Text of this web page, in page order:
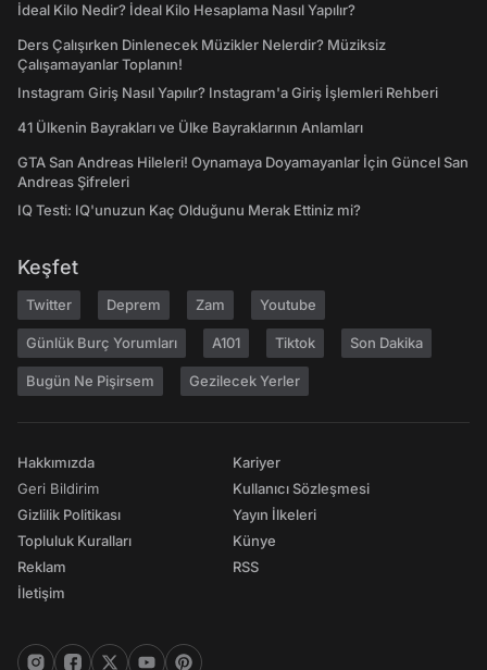
İdeal Kilo Nedir? İdeal Kilo Hesaplama Nasıl Yapılır?
Ders Çalışırken Dinlenecek Müzikler Nelerdir? Müziksiz
Çalışamayanlar Toplanın!
Instagram Giriş Nasıl Yapılır? Instagram'a Giriş İşlemleri Rehberi
41 Ülkenin Bayrakları ve Ülke Bayraklarının Anlamları
GTA San Andreas Hileleri! Oynamaya Doyamayanlar İçin Güncel San
Andreas Şifreleri
IQ Testi: IQ'unuzun Kaç Olduğunu Merak Ettiniz mi?
Keşfet
Twitter Deprem Zam Youtube
Günlük Burç Yorumları A101 Tiktok Son Dakika
Bugün Ne Pişirsem Gezilecek Yerler
Hakkımızda
Geri Bildirim
Gizlilik Politikası
Topluluk Kuralları
Reklam
İletişim
Kariyer
Kullanıcı Sözleşmesi
Yayın İlkeleri
Künye
RSS